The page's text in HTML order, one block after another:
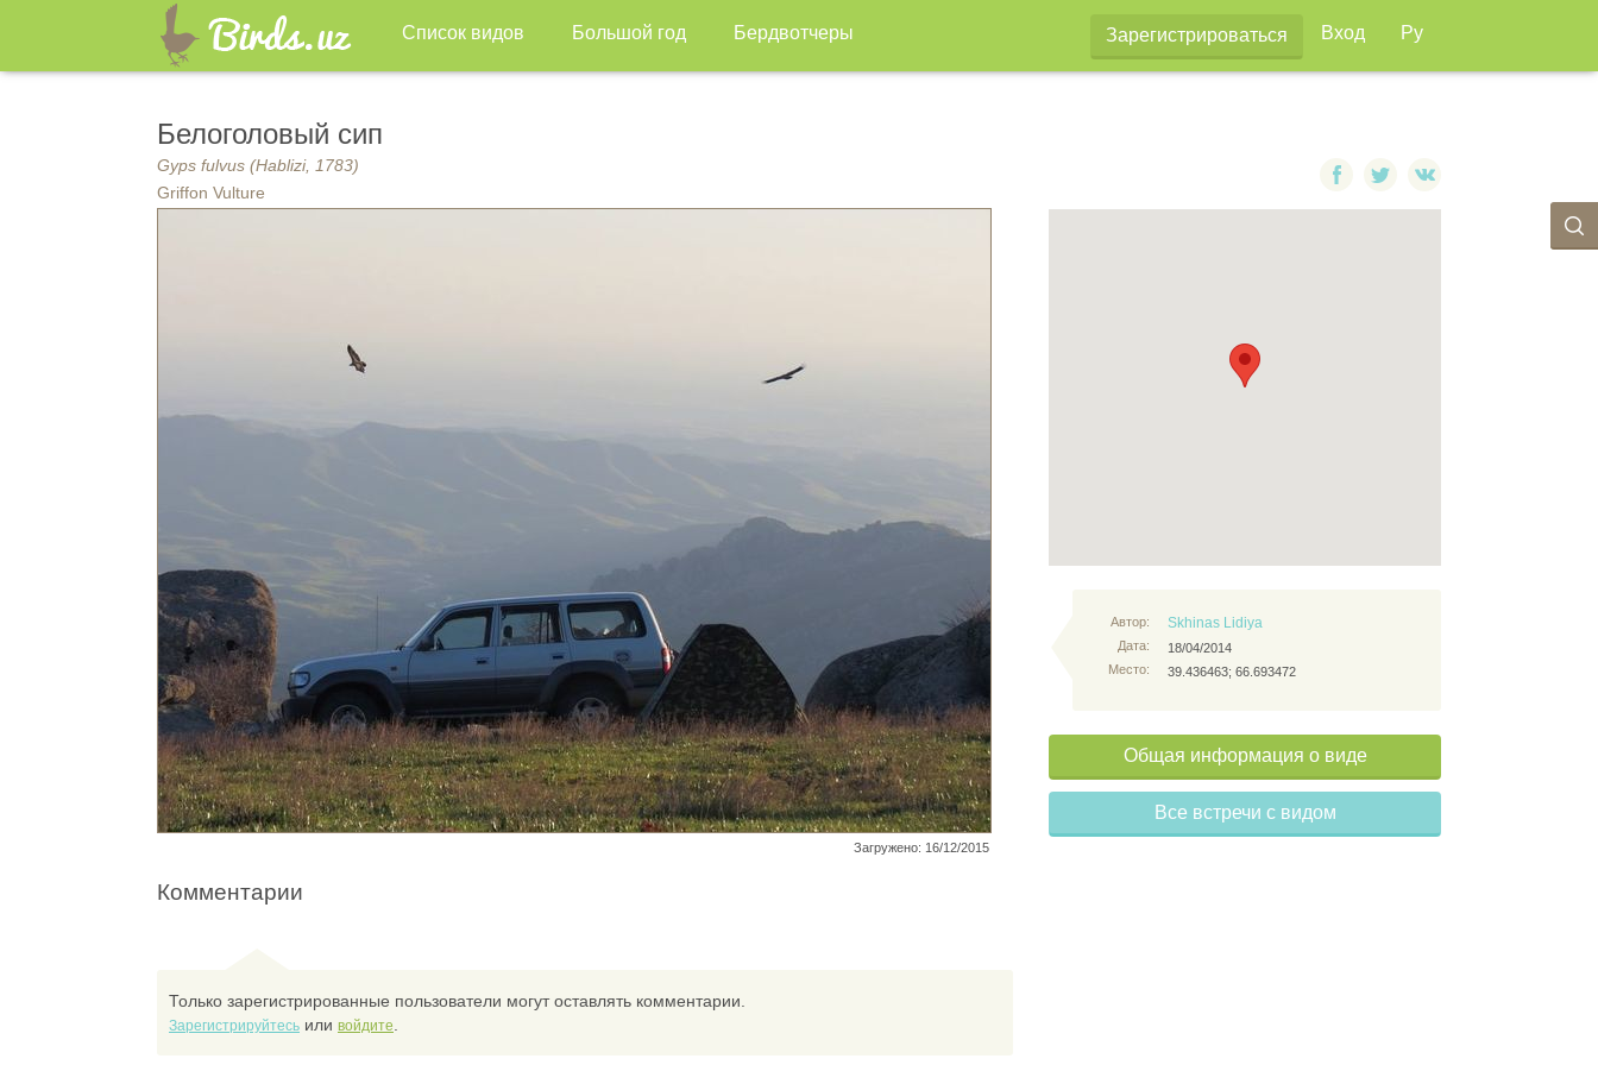
Список видов Большой год Бердвотчеры Зарегистрироваться Вход Ру
Белоголовый сип
Gyps fulvus (Hablizi, 1783)
Griffon Vulture
Загружено: 16/12/2015
Автор:
Дата:
Место:
Skhinas Lidiya
18/04/2014
39.436463; 66.693472
Общая информация о виде
Все встречи с видом
Комментарии
Только зарегистрированные пользователи могут оставлять комментарии.
Зарегистрируйтесь или войдите